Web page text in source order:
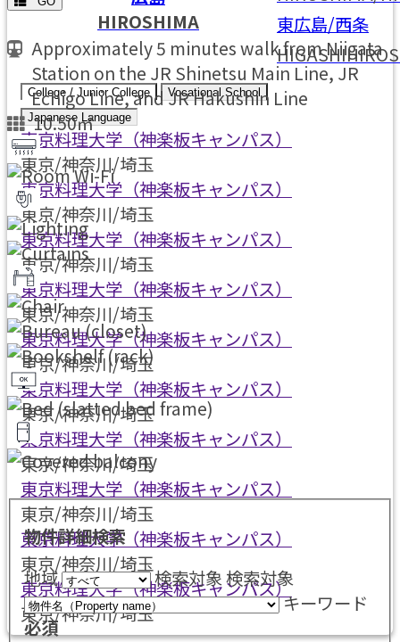
HIROSHIMA
東広島/西条
College / Junior College
Vocational School
Japanese Language
東京料理大学（神楽板キャンパス）
東京/神奈川/埼玉
東京料理大学（神楽板キャンパス）
東京/神奈川/埼玉
東京料理大学（神楽板キャンパス）
東京/神奈川/埼玉
東京料理大学（神楽板キャンパス）
東京/神奈川/埼玉
東京料理大学（神楽板キャンパス）
東京/神奈川/埼玉
東京料理大学（神楽板キャンパス）
東京/神奈川/埼玉
東京料理大学（神楽板キャンパス）
東京/神奈川/埼玉
東京料理大学（神楽板キャンパス）
東京/神奈川/埼玉
東京料理大学（神楽板キャンパス）
東京/神奈川/埼玉
東京料理大学（神楽板キャンパス）
東京/神奈川/埼玉
Approximately 5 minutes walk from Niigata
Station on the JR Shinetsu Main Line, JR
Echigo Line, and JR Hakushin Line
10.50㎡
物件詳細検索
地域
検索対象検索対象
キーワード
必須